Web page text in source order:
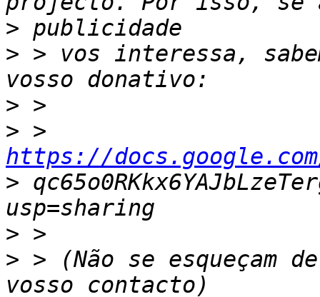
>
> > vos interessa,
>
>
https://
>
>
> > (Não se esqueçam